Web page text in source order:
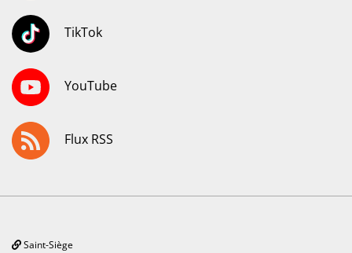
TikTok
YouTube
Flux RSS
Saint-Siège